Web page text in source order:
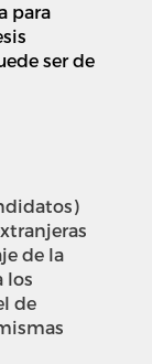
para
ser de
de la
los
de